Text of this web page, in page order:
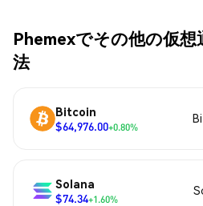
Phemexでその他の仮
法
Bitcoin
$64,976.00+0.80%
Solana
$74.34+1.60%